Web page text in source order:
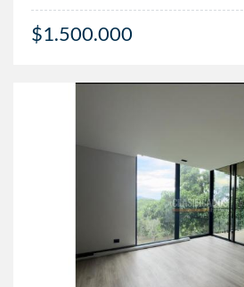
$1.500.000